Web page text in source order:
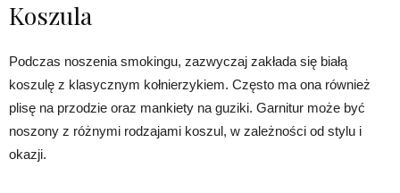
Koszula
Podczas noszenia smokingu, zazwyczaj zakłada się białą
koszulę z klasycznym kołnierzykiem. Często ma ona również
plisę na przodzie oraz mankiety na guziki. Garnitur może być
noszony z różnymi rodzajami koszul, w zależności od stylu i
okazji.